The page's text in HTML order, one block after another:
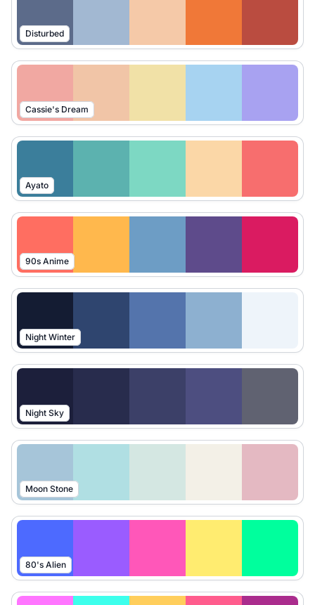
Disturbed
Cassie's Dream
Ayato
90s Anime
Night Winter
Night Sky
Moon Stone
80's Alien